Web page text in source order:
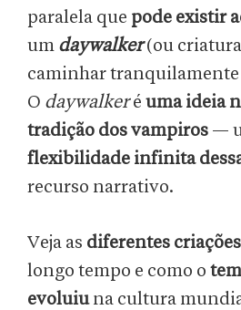
paralela que pode existir
um daywalker(ou
caminhar tranquilamente
O daywalkeré uma ideia
tradição dos vampiros —
flexibilidade infinita
recurso narrativo.
Veja as diferentes
longo tempo e como o
evoluiuna cultura